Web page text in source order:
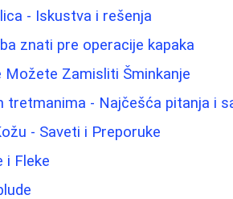
- Iskustva i rešenja
znati pre operacije kapaka
Zamisliti Šminkanje
tretmanima - Najčešća pitanja i
- Saveti i Preporuke
i Fleke